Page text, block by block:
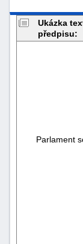
Ukázka
předpisu:
Parlament se